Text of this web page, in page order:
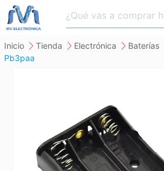
inicio tienda electrónica baterías
pb3paa